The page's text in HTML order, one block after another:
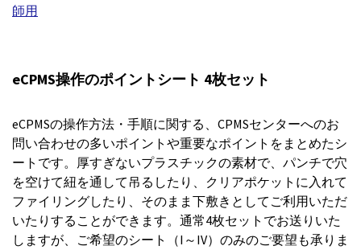
師用
eCPMS操作のポイントシート 4枚セット
eCPMSの操作方法・手順に関する、CPMSセンターへのお
問い合わせの多いポイントや重要なポイントをまとめたシ
ートです。厚すぎないプラスチックの素材で、パンチで穴
を空けて紐を通して吊るしたり、クリアポケットに入れて
ファイリングしたり、そのまま下敷きとしてご利用いただ
いたりすることができます。通常4枚セットでお送りいた
しますが、ご希望のシート（I～IV）のみのご要望も承りま